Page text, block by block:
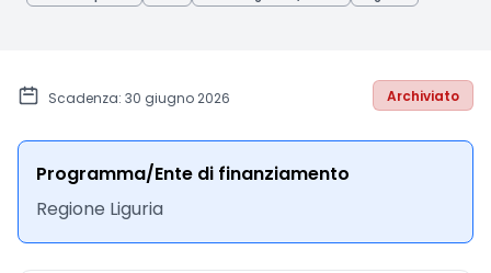
Scadenza: 30 giugno 2026 Archiviato
Programma/Ente di finanziamento
Regione Liguria